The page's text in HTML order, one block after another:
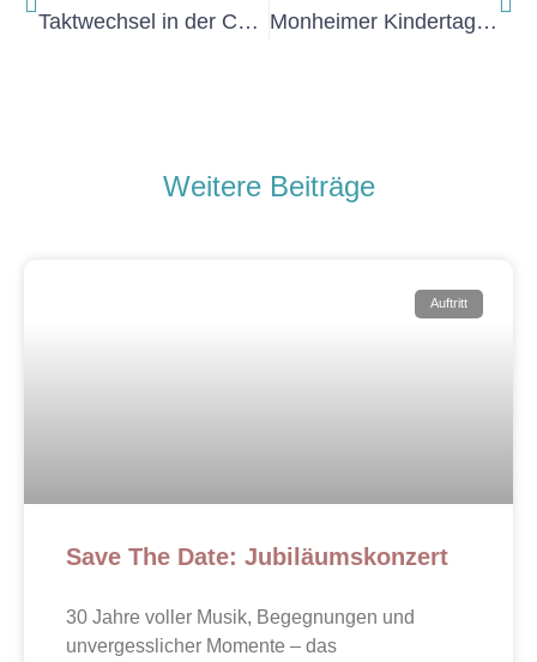
Taktwechsel in der Chorleitung: Maurice Abzug stellt sich vor Monheimer Kindertag 2025: Wir sind wieder dabei!
Weitere Beiträge
Auftritt
Save The Date: Jubiläumskonzert
30 Jahre voller Musik, Begegnungen und
unvergesslicher Momente – das